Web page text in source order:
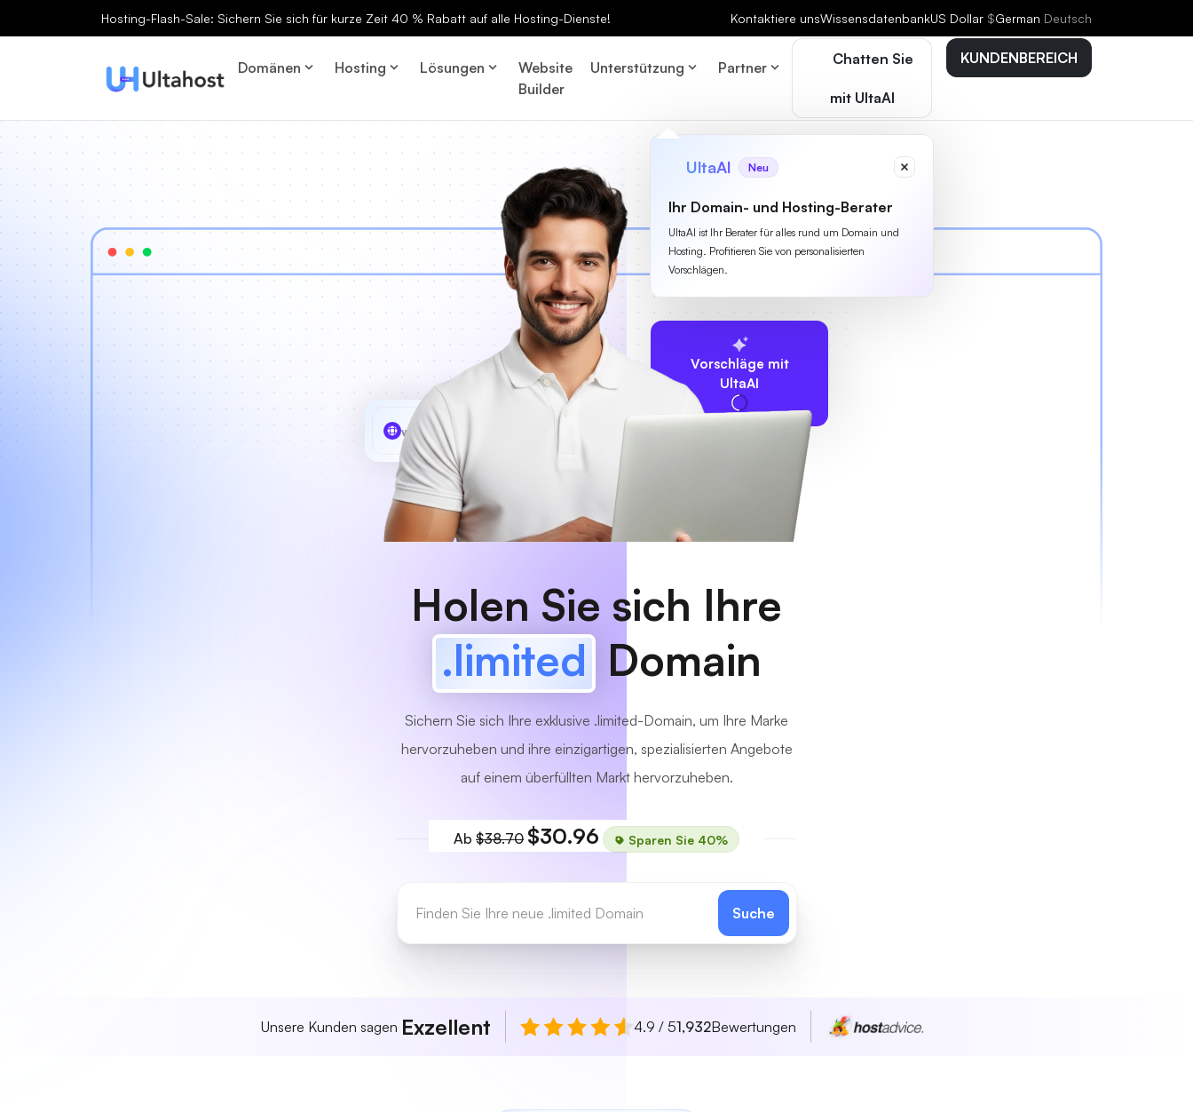
Hosting-Flash-Sale: Sichern Sie sich für kurze Zeit 40 % Rabatt auf alle Hosting-Dienste! Kontaktiere unsWissensdatenbankUS Dollar $German Deutsch
Domänen Hosting Lösungen
Website
Builder
Unterstützung Partner Chatten Sie
mit UltaAI
UltaAI Neu
Ihr Domain- und Hosting-Berater
UltaAI ist Ihr Berater für alles rund um Domain und
Hosting. Profitieren Sie von personalisierten
Vorschlägen.
KUNDENBEREICH
Vorschläge mit
UltaAI
www MyCafe
Holen Sie sich Ihre
.limited Domain
Sichern Sie sich Ihre exklusive .limited-Domain, um Ihre Marke
hervorzuheben und ihre einzigartigen, spezialisierten Angebote
auf einem überfüllten Markt hervorzuheben.
Ab $38.70 $30.96 Sparen Sie 40%
Suche
Unsere Kunden sagen Exzellent 4.9 / 51,932Bewertungen